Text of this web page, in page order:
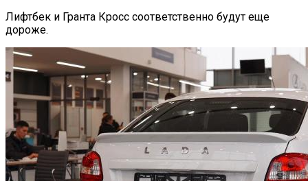
Лифтбек и Гранта Кросс соответственно будут еще
дороже.